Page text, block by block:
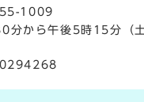
55-1009
分から午後5時15分（